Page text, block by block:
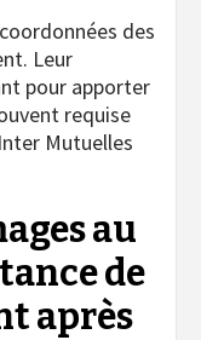
des
Leur
pour apporter
requise
Mutuelles
au
de
après